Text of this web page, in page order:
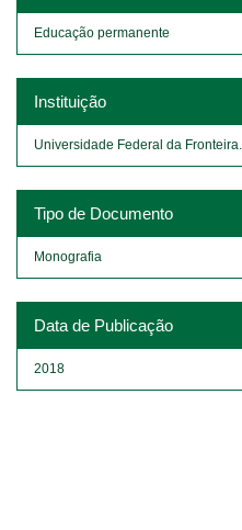
Educação permanente
Instituição
Universidade Federal da Fronteira...
Tipo de Documento
Monografia
Data de Publicação
2018